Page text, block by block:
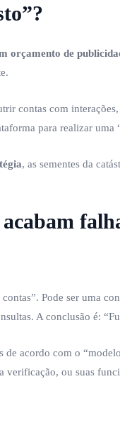
orçamento de
contas com
para realizar uma
, as sementes da
Pode ser uma
A conclusão é:
acordo com o
ou suas